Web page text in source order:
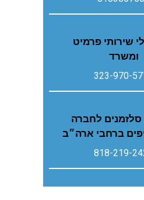
שירותי פרמיט
ומשרד
323-970-
סלזמנים לחברה
ברחבי ארה״ב
818-219-